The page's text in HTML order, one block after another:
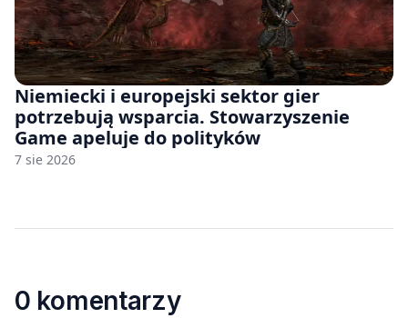
Niemiecki i europejski sektor gier
potrzebują wsparcia. Stowarzyszenie
Game apeluje do polityków
7 sie 2026
0 komentarzy